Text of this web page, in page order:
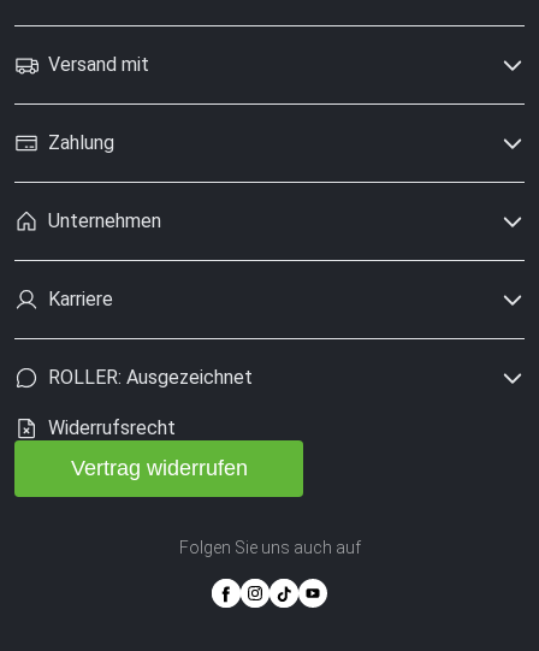
Versand mit
Zahlung
Unternehmen
Karriere
ROLLER: Ausgezeichnet
Widerrufsrecht
Vertrag widerrufen
Folgen Sie uns auch auf